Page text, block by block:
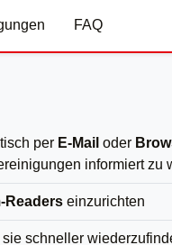
FAQ
per E-Mail oder
informiert zu
Readers einzurichten
schneller